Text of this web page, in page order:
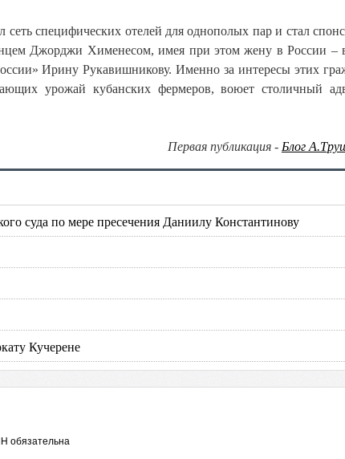
специфических отелей для однополых пар и стал
Джорджи Хименесом, имея при этом жену в России –
Ирину Рукавишникову. Именно за интересы этих
урожай кубанских фермеров, воюет столичный
Первая публикация - Блог
суда по мере пресечения Даниилу Константинову
Кучерене
обязательна